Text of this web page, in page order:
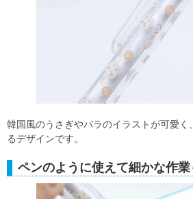
韓国風のうさぎやバラのイラストが可愛
るデザインです。
ペンのように使えて細かな作